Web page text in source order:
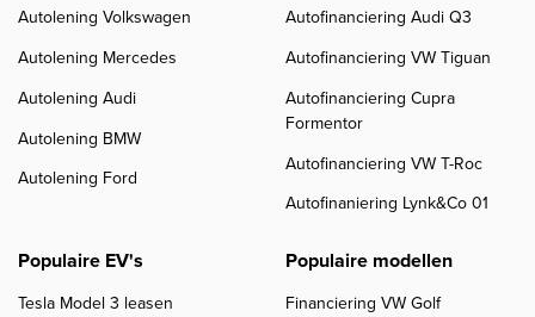
Autolening Volkswagen
Autolening Mercedes
Autolening Audi
Autolening BMW
Autolening Ford
Autofinanciering Audi Q3
Autofinanciering VW Tiguan
Autofinanciering Cupra
Formentor
Autofinanciering VW T-Roc
Autofinaniering Lynk&Co 01
Populaire EV's
Tesla Model 3 leasen
Populaire modellen
Financiering VW Golf